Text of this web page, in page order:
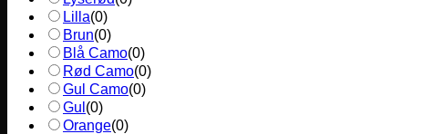
Lilla(0)
Brun(0)
Blå Camo(0)
Rød Camo(0)
Gul Camo(0)
Gul (0)
Orange(0)